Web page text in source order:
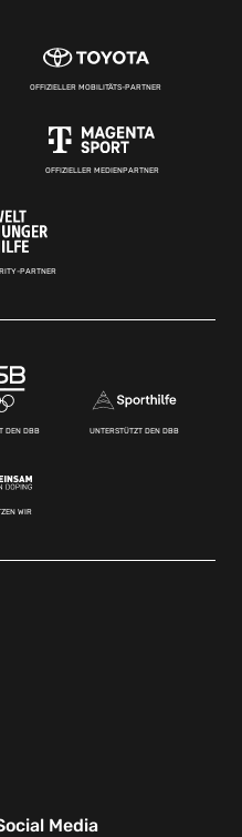
OFFIZIELLER MOBILITÄTS-PARTNER
OFFIZIELLER MEDIENPARTNER
PARTNER
DEN DBB UNTERSTÜTZT DEN DBB
WIR
Media